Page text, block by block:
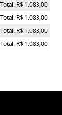
Total: R$ 1.083,00
Total: R$ 1.083,00
Total: R$ 1.083,00
Total: R$ 1.083,00